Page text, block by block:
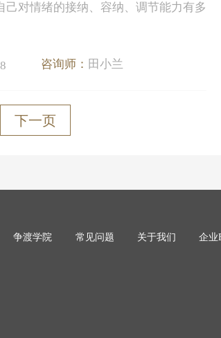
己对情绪的接纳、容纳、调节能力有多
咨询师： 田小兰
下一页
争渡学院 常见问题 关于我们
企业